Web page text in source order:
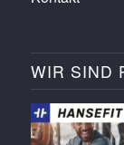
WIR SIND